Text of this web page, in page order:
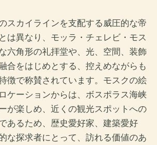
スカイラインを支配する威圧的な帝
は異なり、モッラ・チェレビ・モス
六角形の礼拝堂や、光、空間、装飾
合をはじめとする、控えめながらも
徴で称賛されています。モスクの絵
ケーションからは、ボスポラス海峡
が楽しめ、近くの観光スポットへの
あるため、歴史愛好家、建築愛好
な探求者にとって、訪れる価値のあ